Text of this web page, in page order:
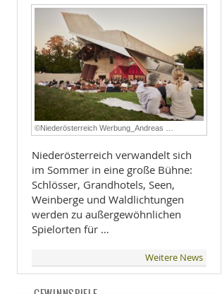
ERNÄHRUNG
BEAUTY UND PFLEGE
SPORT UND FITNESS
WELLNESS UND REISEN
LIFESTYLE
MOBILITÄT
©Niederösterreich Werbung_Andreas …
Niederösterreich verwandelt sich
im Sommer in eine große Bühne:
Schlösser, Grandhotels, Seen,
Weinberge und Waldlichtungen
werden zu außergewöhnlichen
Spielorten für …
Weitere News